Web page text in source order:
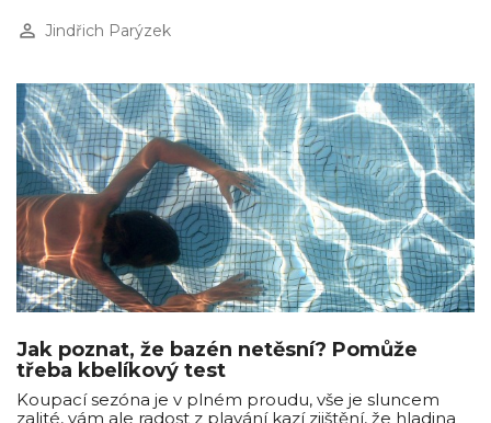
perm_identity Jindřich Parýzek
Jak poznat, že bazén netěsní? Pomůže
třeba kbelíkový test
Koupací sezóna je v plném proudu, vše je sluncem
zalité, vám ale radost z plavání kazí zjištění, že hladina